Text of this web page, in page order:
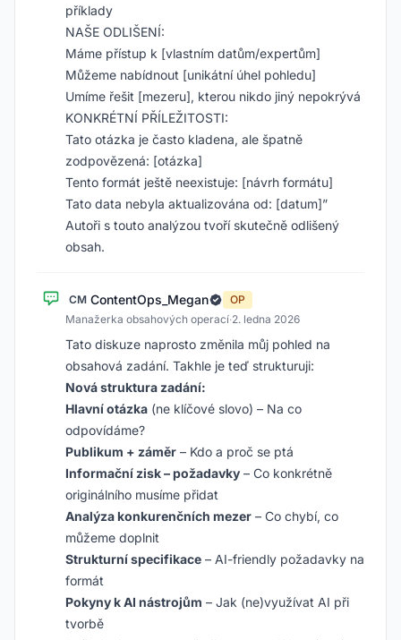
příklady
NAŠE ODLIŠENÍ:
Máme přístup k [vlastním datům/expertům]
Můžeme nabídnout [unikátní úhel pohledu]
Umíme řešit [mezeru], kterou nikdo jiný nepokrývá
KONKRÉTNÍ PŘÍLEŽITOSTI:
Tato otázka je často kladena, ale špatně
zodpovězená: [otázka]
Tento formát ještě neexistuje: [návrh formátu]
Tato data nebyla aktualizována od: [datum]”
Autoři s touto analýzou tvoří skutečně odlišený
obsah.
CM ContentOps_Megan
OP
Manažerka obsahových operací·2. ledna 2026
Tato diskuze naprosto změnila můj pohled na
obsahová zadání. Takhle je teď strukturuji:
Nová struktura zadání:
Hlavní otázka (ne klíčové slovo) – Na co
odpovídáme?
Publikum + záměr – Kdo a proč se ptá
Informační zisk – požadavky – Co konkrétně
originálního musíme přidat
Analýza konkurenčních mezer – Co chybí, co
můžeme doplnit
Strukturní specifikace – AI-friendly požadavky na
formát
Pokyny k AI nástrojům – Jak (ne)využívat AI při
tvorbě